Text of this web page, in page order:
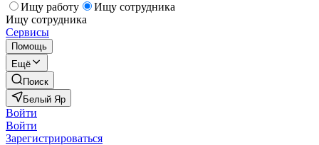
Ищу работу
Ищу сотрудника
Ищу сотрудника
Сервисы
Помощь
Ещё
Поиск
Белый Яр
Войти
Войти
Зарегистрироваться